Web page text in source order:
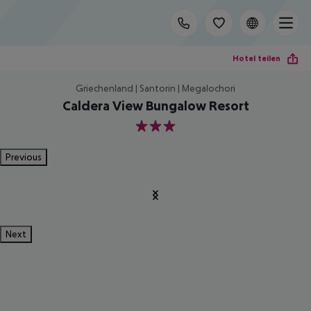
Hotel teilen
Griechenland | Santorin | Megalochori
Caldera View Bungalow Resort
3
Previous
Next